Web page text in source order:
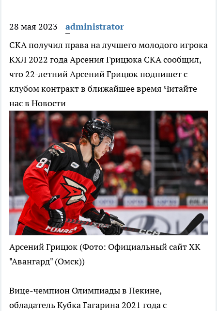
28 мая 2023
administrator
СКА получил права на лучшего молодого игрока
КХЛ 2022 года Арсения Грицюка СКА сообщил,
что 22-летний Арсений Грицюк подпишет с
клубом контракт в ближайшее время Читайте
нас в Новости
Арсений Грицюк (Фото: Официальный сайт ХК
"Авангард" (Омск))
Вице-чемпион Олимпиады в Пекине,
обладатель Кубка Гагарина 2021 года с